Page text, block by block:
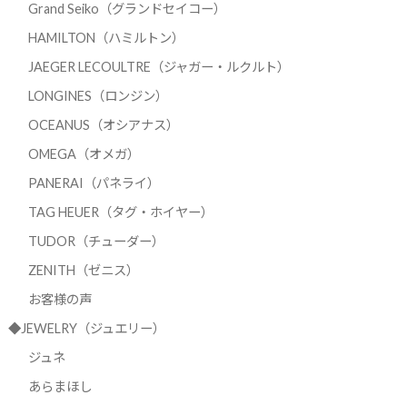
Grand Seiko（グランドセイコー）
HAMILTON（ハミルトン）
JAEGER LECOULTRE（ジャガー・ルクルト）
LONGINES（ロンジン）
OCEANUS（オシアナス）
OMEGA（オメガ）
PANERAI（パネライ）
TAG HEUER（タグ・ホイヤー）
TUDOR（チューダー）
ZENITH（ゼニス）
お客様の声
◆JEWELRY（ジュエリー）
ジュネ
あらまほし